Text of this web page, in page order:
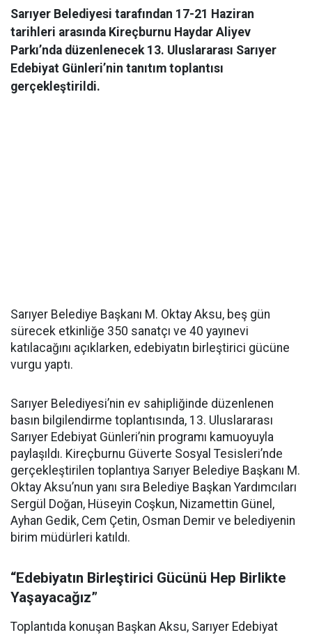
Sarıyer Belediyesi tarafından 17-21 Haziran
tarihleri arasında Kireçburnu Haydar Aliyev
Parkı’nda düzenlenecek 13. Uluslararası Sarıyer
Edebiyat Günleri’nin tanıtım toplantısı
gerçekleştirildi.
Sarıyer Belediye Başkanı M. Oktay Aksu, beş gün
sürecek etkinliğe 350 sanatçı ve 40 yayınevi
katılacağını açıklarken, edebiyatın birleştirici gücüne
vurgu yaptı.
Sarıyer Belediyesi’nin ev sahipliğinde düzenlenen
basın bilgilendirme toplantısında, 13. Uluslararası
Sarıyer Edebiyat Günleri’nin programı kamuoyuyla
paylaşıldı. Kireçburnu Güverte Sosyal Tesisleri’nde
gerçekleştirilen toplantıya Sarıyer Belediye Başkanı M.
Oktay Aksu’nun yanı sıra Belediye Başkan Yardımcıları
Sergül Doğan, Hüseyin Coşkun, Nizamettin Günel,
Ayhan Gedik, Cem Çetin, Osman Demir ve belediyenin
birim müdürleri katıldı.
“Edebiyatın Birleştirici Gücünü Hep Birlikte
Yaşayacağız”
Toplantıda konuşan Başkan Aksu, Sarıyer Edebiyat